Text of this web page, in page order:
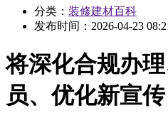
分类： 装修建材百科
发布时间： 2026-04-23
将深化合规办
员、优化新宣传